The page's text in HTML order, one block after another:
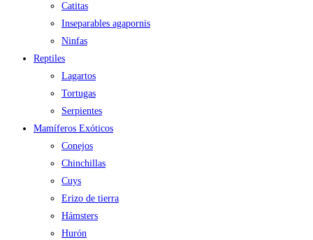
Catitas
Inseparables agapornis
Ninfas
Reptiles
Lagartos
Tortugas
Serpientes
Mamíferos Exóticos
Conejos
Chinchillas
Cuys
Erizo de tierra
Hámsters
Hurón